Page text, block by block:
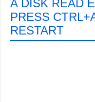
A DISK READ
PRESS
RESTART